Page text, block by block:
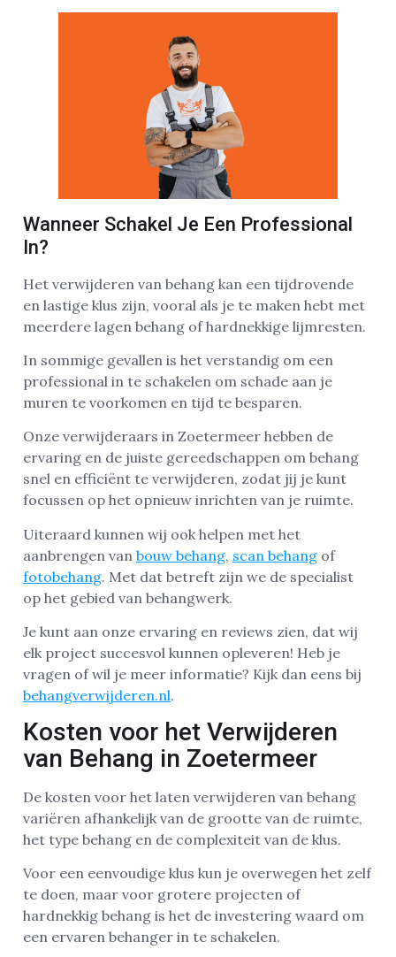
Wanneer Schakel Je Een Professional
In?
Het verwijderen van behang kan een tijdrovende
en lastige klus zijn, vooral als je te maken hebt met
meerdere lagen behang of hardnekkige lijmresten.
In sommige gevallen is het verstandig om een
professional in te schakelen om schade aan je
muren te voorkomen en tijd te besparen.
Onze verwijderaars in Zoetermeer hebben de
ervaring en de juiste gereedschappen om behang
snel en efficiënt te verwijderen, zodat jij je kunt
focussen op het opnieuw inrichten van je ruimte.
Uiteraard kunnen wij ook helpen met het
aanbrengen van bouw behang, scan behang of
fotobehang. Met dat betreft zijn we de specialist
op het gebied van behangwerk.
Je kunt aan onze ervaring en reviews zien, dat wij
elk project succesvol kunnen opleveren! Heb je
vragen of wil je meer informatie? Kijk dan eens bij
behangverwijderen.nl.
Kosten voor het Verwijderen
van Behang in Zoetermeer
De kosten voor het laten verwijderen van behang
variëren afhankelijk van de grootte van de ruimte,
het type behang en de complexiteit van de klus.
Voor een eenvoudige klus kun je overwegen het zelf
te doen, maar voor grotere projecten of
hardnekkig behang is het de investering waard om
een ervaren behanger in te schakelen.